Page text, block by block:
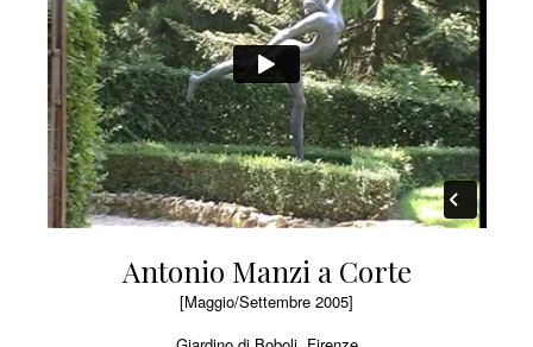
Antonio Manzi a Corte
[Maggio/Settembre 2005]